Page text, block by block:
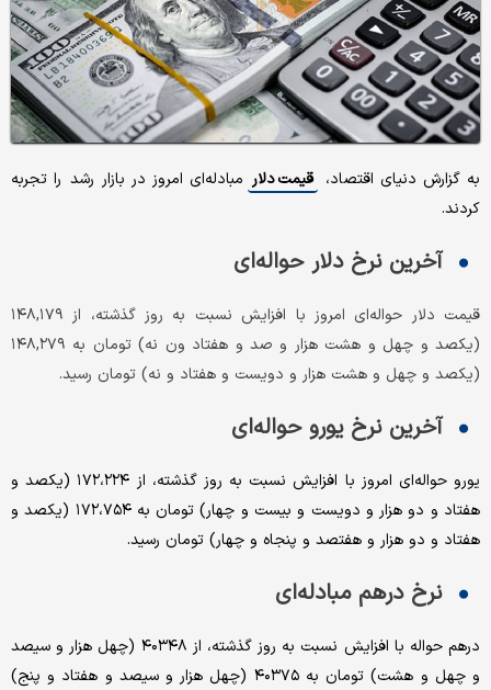
به گزارش دنیای اقتصاد، قیمت دلار مبادله‌ای امروز در بازار رشد را تجربه
کردند.
آخرین نرخ دلار حواله‌ای
قیمت دلار حواله‌ای امروز با افزایش نسبت به روز گذشته، از ۱۴۸,۱۷۹
(یکصد و چهل و هشت هزار و صد و هفتاد ون نه) تومان به ۱۴۸,۲۷۹
(یکصد و چهل و هشت هزار و دویست و هفتاد و نه) تومان رسید.
آخرین نرخ یورو حواله‌ای
یورو حواله‌ای امروز با افزایش نسبت به روز گذشته، از ۱۷۲،۲۲۴ (یکصد و
هفتاد و دو هزار و دویست و بیست و چهار) تومان به ۱۷۲،۷۵۴ (یکصد و
هفتاد و دو هزار و هفتصد و پنجاه و چهار) تومان رسید.
نرخ درهم مبادله‌ای
درهم حواله با افزایش نسبت به روز گذشته، از ۴۰۳۴۸ (چهل هزار و سیصد
و چهل و هشت) تومان به ۴۰۳۷۵ (چهل هزار و سیصد و هفتاد و پنج)